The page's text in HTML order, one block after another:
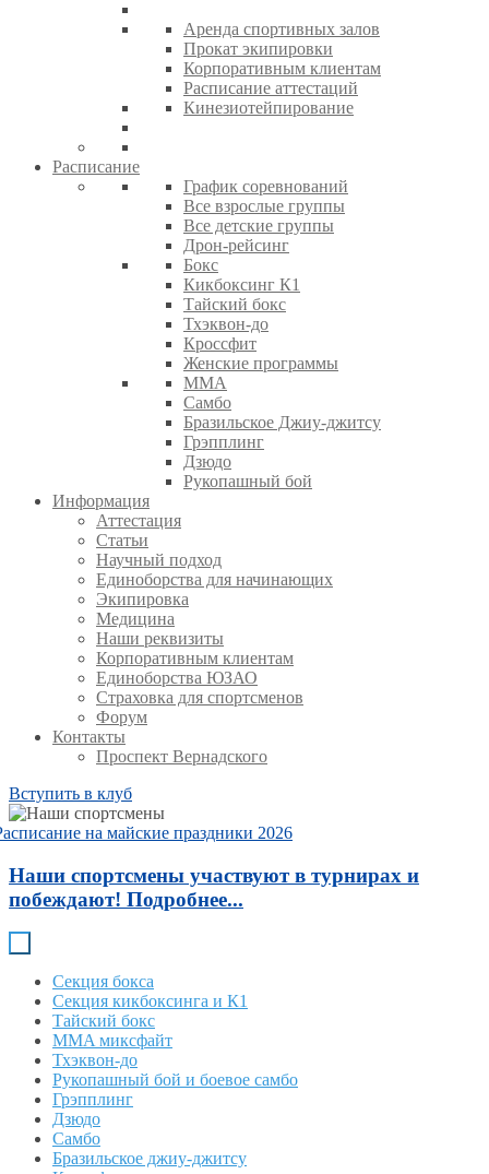
Аренда спортивных залов
Прокат экипировки
Корпоративным клиентам
Расписание аттестаций
Кинезиотейпирование
Расписание
График соревнований
Все взрослые группы
Все детские группы
Дрон-рейсинг
Бокс
Кикбоксинг К1
Тайский бокс
Тхэквон-до
Кроссфит
Женские программы
ММА
Самбо
Бразильское Джиу-джитсу
Грэпплинг
Дзюдо
Рукопашный бой
Информация
Аттестация
Статьи
Научный подход
Единоборства для начинающих
Экипировка
Медицина
Наши реквизиты
Корпоративным клиентам
Единоборства ЮЗАО
Страховка для спортсменов
Форум
Контакты
Проспект Вернадского
Вступить в клуб
на майские праздники 2026
Наши спортсмены участвуют в турнирах и
побеждают! Подробнее...
Секция бокса
Секция кикбоксинга и К1
Тайский бокс
MMA миксфайт
Тхэквон-до
Рукопашный бой и боевое самбо
Грэпплинг
Дзюдо
Самбо
Бразильское джиу-джитсу